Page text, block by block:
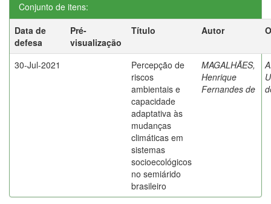
Conjunto de itens:
Data de
defesa
Pré-
visualização
Título Autor
30-Jul-2021
Percepção de
riscos
ambientais e
capacidade
adaptativa às
mudanças
climáticas em
sistemas
socioecológicos
no semiárido
brasileiro
MAGALHÃES,
Henrique
Fernandes de